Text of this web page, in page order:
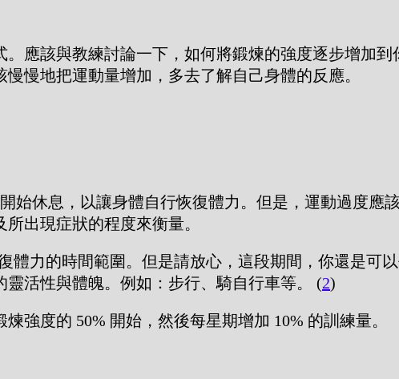
應該與教練討論一下，如何將鍛煉的強度逐步增加到
慢地把運動量增加，多去了解自己身體的反應。
始休息，以讓身體自行恢復體力。但是，運動過度應
出現症狀的程度來衡量。
體力的時間範圍。但是請放心，這段期間，你還是可
活性與體魄。例如：步行、騎自行車等。 (2)
強度的 50% 開始，然後每星期增加 10% 的訓練量。